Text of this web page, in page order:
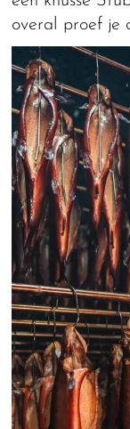
overal proef je